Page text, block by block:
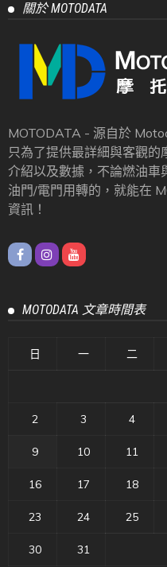
關於 MOTODATA
MOTODATA - 源自於
只為了提供最詳細與客觀
介紹以及數據，不論燃油車
油門/電門用轉的，就能在
資訊！
MOTODATA 文章時間表
日 一 二
2 3 4
9 10 11
16 17 18
23 24 25
30 31